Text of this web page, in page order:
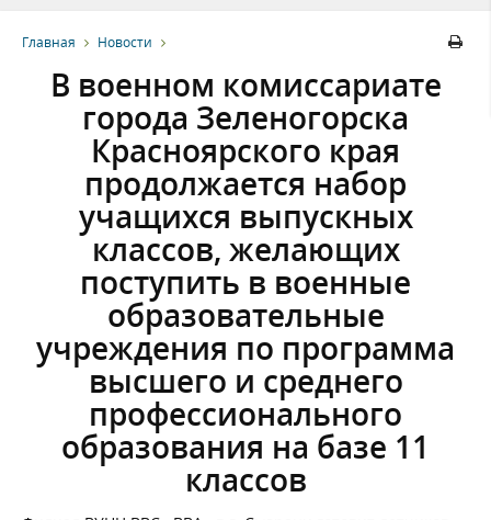
Главная Новости
В военном комиссариате
города Зеленогорска
Красноярского края
продолжается набор
учащихся выпускных
классов, желающих
поступить в военные
образовательные
учреждения по программа
высшего и среднего
профессионального
образования на базе 11
классов